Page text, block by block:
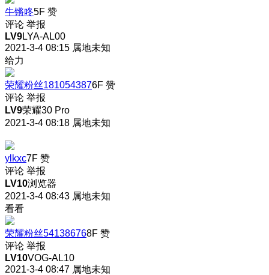
牛锵咚5F 赞
评论 举报
LV9LYA-AL00
2021-3-4 08:15 属地未知
给力
荣耀粉丝1810543876F 赞
评论 举报
LV9荣耀30 Pro
2021-3-4 08:18 属地未知
ylkxc7F 赞
评论 举报
LV10浏览器
2021-3-4 08:43 属地未知
看看
荣耀粉丝541386768F 赞
评论 举报
LV10VOG-AL10
2021-3-4 08:47 属地未知